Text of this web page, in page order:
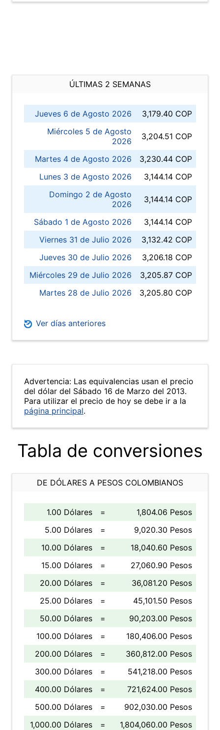
ÚLTIMAS 2 SEMANAS
Jueves 6 de Agosto 2026
3,179.40 COP
Miércoles 5 de Agosto
2026
3,204.51 COP
Martes 4 de Agosto 2026
3,230.44 COP
Lunes 3 de Agosto 2026
3,144.14 COP
Domingo 2 de Agosto
2026
3,144.14 COP
Sábado 1 de Agosto 2026
3,144.14 COP
Viernes 31 de Julio 2026
3,132.42 COP
Jueves 30 de Julio 2026
3,206.18 COP
Miércoles 29 de Julio 2026
3,205.87 COP
Martes 28 de Julio 2026
3,205.80 COP
Ver días anteriores
Advertencia: Las equivalencias usan el precio
del dólar del Sábado 16 de Marzo del 2013.
Para utilizar el precio de hoy se debe ir a la
página principal.
Tabla de conversiones
DE DÓLARES A PESOS COLOMBIANOS
1.00 Dólares =
1,804.06 Pesos
5.00 Dólares
=
9,020.30 Pesos
10.00 Dólares
=
18,040.60 Pesos
15.00 Dólares
=
27,060.90 Pesos
20.00 Dólares
=
36,081.20 Pesos
25.00 Dólares
=
45,101.50 Pesos
50.00 Dólares
=
90,203.00 Pesos
100.00 Dólares
=
180,406.00 Pesos
200.00 Dólares
=
360,812.00 Pesos
300.00 Dólares
=
541,218.00 Pesos
400.00 Dólares
=
721,624.00 Pesos
500.00 Dólares
=
902,030.00 Pesos
1,000.00 Dólares
=
1,804,060.00 Pesos